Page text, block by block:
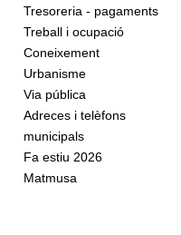
Tresoreria - pagaments
Treball i ocupació
Coneixement
Urbanisme
Via pública
Adreces i telèfons
municipals
Fa estiu 2026
Matmusa